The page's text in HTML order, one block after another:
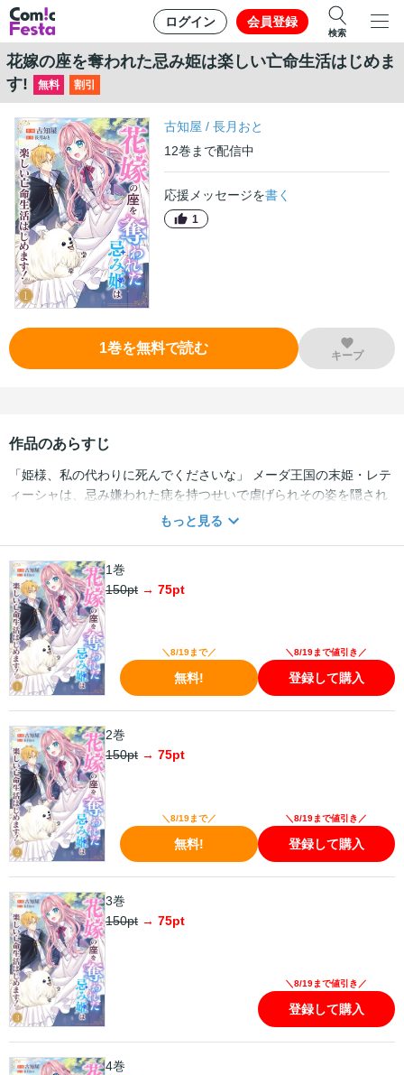
ログイン 会員登録
検索
花嫁の座を奪われた忌み姫は楽しい亡命生活はじめま
す!
無料 割引
古知屋 /長月おと
12巻 まで配信中
応援メッセージを書く
1
1巻を無料で読む キープ
作品のあらすじ
「姫様、私の代わりに死んでくださいな」 メーダ王国の末姫・レテ
ィーシャは、忌み嫌われた痣を持つせいで虐げられその姿を隠され
ていた。 姫の影武者として雇われた容姿がそっくりの少女・リズが
ィーシャに隣国の皇太子との縁談が舞い込んでくる。 輿入れの時が
やってきて生まれて初めて見る外の世界に目を輝かせるレティーシ
ャだったが、羨んだリズの画策によって花嫁の座を奪われてしま
う・・・！ 命まで狙われることとなったレティーシャを救ったの
は、なにやら訳アリそうな魔術師様でーー？
もっと見る
1巻
150pt → 75pt
＼8/19まで／
無料!
＼8/19まで値引き／
登録して購入
2巻
150pt → 75pt
＼8/19まで／
無料!
＼8/19まで値引き／
登録して購入
3巻
150pt → 75pt
＼8/19まで値引き／
登録して購入
4巻